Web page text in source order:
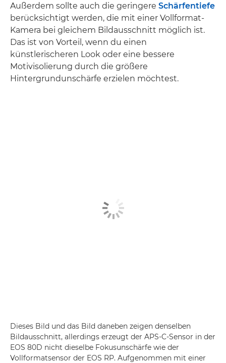
Außerdem sollte auch die geringere Schärfentiefe
berücksichtigt werden, die mit einer Vollformat-
Kamera bei gleichem Bildausschnitt möglich ist.
Das ist von Vorteil, wenn du einen
künstlerischeren Look oder eine bessere
Motivisolierung durch die größere
Hintergrundunschärfe erzielen möchtest.
Dieses Bild und das Bild daneben zeigen denselben
Bildausschnitt, allerdings erzeugt der APS-C-Sensor in der
EOS 80D nicht dieselbe Fokusunschärfe wie der
Vollformatsensor der EOS RP. Aufgenommen mit einer